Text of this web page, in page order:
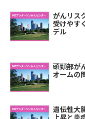
がんリス
受けやす
デル
頭頸部が
オームの
遺伝性大
上昇と炎